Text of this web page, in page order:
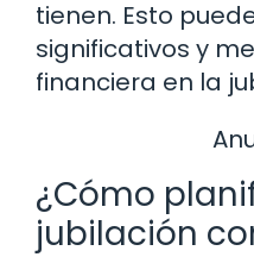
tienen. Esto
significativos y
financiera en la
¿Cómo
jubilación